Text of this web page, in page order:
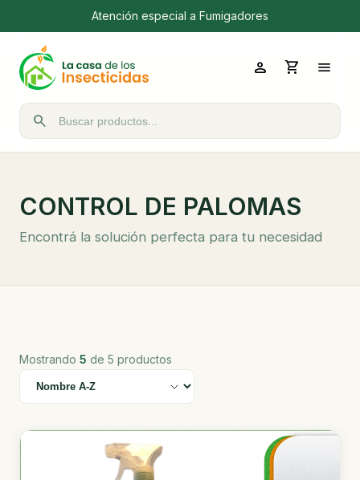
Atención especial a Fumigadores
person shopping_cart menu
Buscar productos
search
CONTROL DE PALOMAS
Encontrá la solución perfecta para tu necesidad
Mostrando 5 de 5 productos
Ordenar por